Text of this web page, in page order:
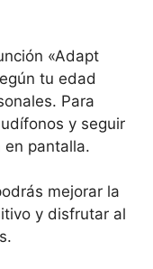
«Adapt
tu edad
Para
y seguir
en pantalla.
mejorar la
y disfrutar al